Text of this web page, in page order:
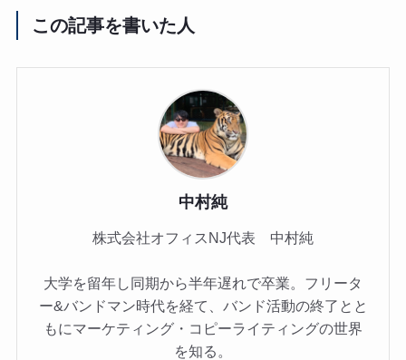
この記事を書いた人
中村純
株式会社オフィスNJ代表 中村純
大学を留年し同期から半年遅れで卒業。フリータ
ー&バンドマン時代を経て、バンド活動の終了とと
もにマーケティング・コピーライティングの世界
を知る。